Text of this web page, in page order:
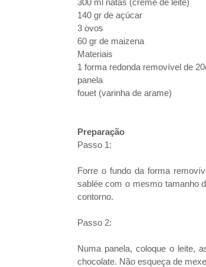
300 ml natas (creme de leite)
140 gr de açúcar
3 ovos
60 gr de maizena
Materiais
1 forma redonda removível de
panela
fouet (varinha de arame)
Preparação
Passo 1:
Forre o fundo da forma
sablée com o mesmo tamanho
contorno.
Passo 2:
Numa panela, coloque o leite,
chocolate. Não esqueça de